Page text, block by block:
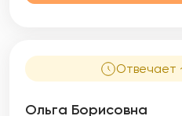
Отвечает
Ольга Борисовна